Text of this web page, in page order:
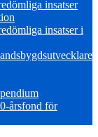
insatser
insatser i
årsfond för